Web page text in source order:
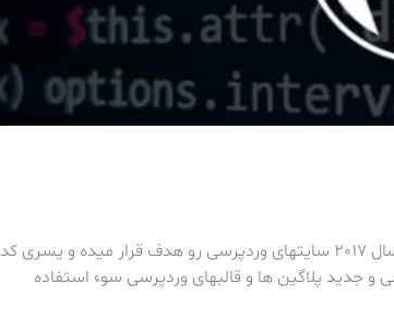
محققای Sucuri یه گزارشی منتشر کردن در خصوص یه کمپین که از سال 2017 سایتهای وردپرسی رو هدف قرار میده و یسری کد
جدید پلاگین ها و قالبهای وردپرسی سوء استفاده